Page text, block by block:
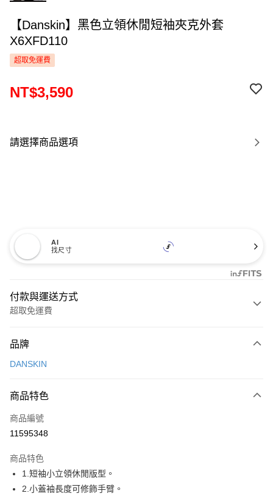
【Danskin】黑色立領休閒短袖夾克外套
X6XFD110
超取免運費
NT$3,590
請選擇商品選項
AI
找尺寸
付款與運送方式
超取免運費
信用卡一次付款
LINE Pay
Apple Pay
悠遊付
AFTEE先享後付
品牌
DANSKIN
商品特色
商品編號
11595348
商品特色
1.短袖小立領休閒版型。
2.小蓋袖長度可修飾手臂。